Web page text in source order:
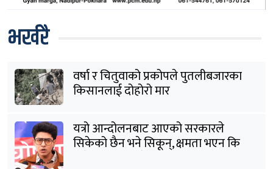
भर्खरै
वर्षा र चितुवाको प्रकोपले पुतलीबजारका
किसानलाई दोहोरो मार
यत्रो आन्दोलनबाट आएको सरकारले
सिकेको छैन भने सिकून्, क्षमता भएन कि
विवेक भएन कि के भएन ?: मिराज ढुंगाना